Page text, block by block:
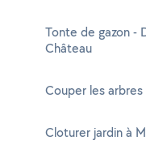
Tonte de gazon -
Château
Couper les
Cloturer jardin à